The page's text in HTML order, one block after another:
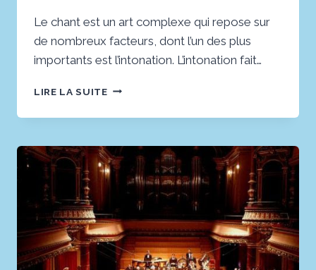
Le chant est un art complexe qui repose sur
de nombreux facteurs, dont l’un des plus
importants est l’intonation. L’intonation fait…
LIRE LA SUITELES
VOIX
:
CHANT
ET
AMBITUS
EXPLORÉS